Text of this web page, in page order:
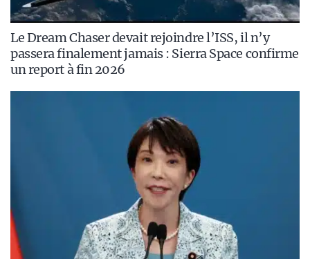
Le Dream Chaser devait rejoindre l’ISS, il n’y
passera finalement jamais : Sierra Space confirme
un report à fin 2026